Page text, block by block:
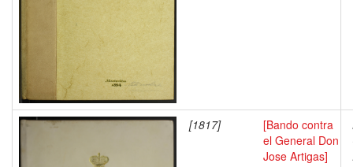
[1817]
[Bando contra
el General Don
Jose Artigas]